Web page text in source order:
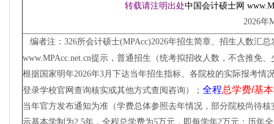
转载请注明出处中国会计硕士网
2026年
编者注： 326所会计硕士(MPAcc)2026年招生简章、招生人数汇
www.MPAcc.net.cn提示，普通招生（统考拟招收人数，不含推免
根据 国家明年2026年3月下达当年招生指标、各院校的实际报考情
登录学校官网 查询核实或其他方式查阅咨询 ）； 全程总学费/基本
当年官方发布通知为准（学费总体参照去年情况，部分院校尚待
示基本学制为2.5年，全程总学费为5万元，即每学年2万元；历年